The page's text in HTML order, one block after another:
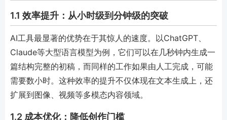
1.1 效率提升：从小时级到分钟级的突破
AI工具最显著的优势在于其惊人的速度。以ChatGPT、
Claude等大型语言模型为例，它们可以在几秒钟内生成一
篇结构完整的初稿，而同样的工作如果由人工完成，可能
需要数小时。这种效率的提升不仅体现在文本生成上，还
扩展到图像、视频等多模态内容领域。
1.2 成本优化：降低创作门槛